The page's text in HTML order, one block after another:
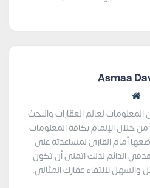
Asmaa
لعالم العقارات والبحث
من خلال الإلمام بكافة المعلومات
أمام القارئ لمساعدته على
الدائم لذلك اتمنى أن تكون
لانتقاء عقارك المثالي.